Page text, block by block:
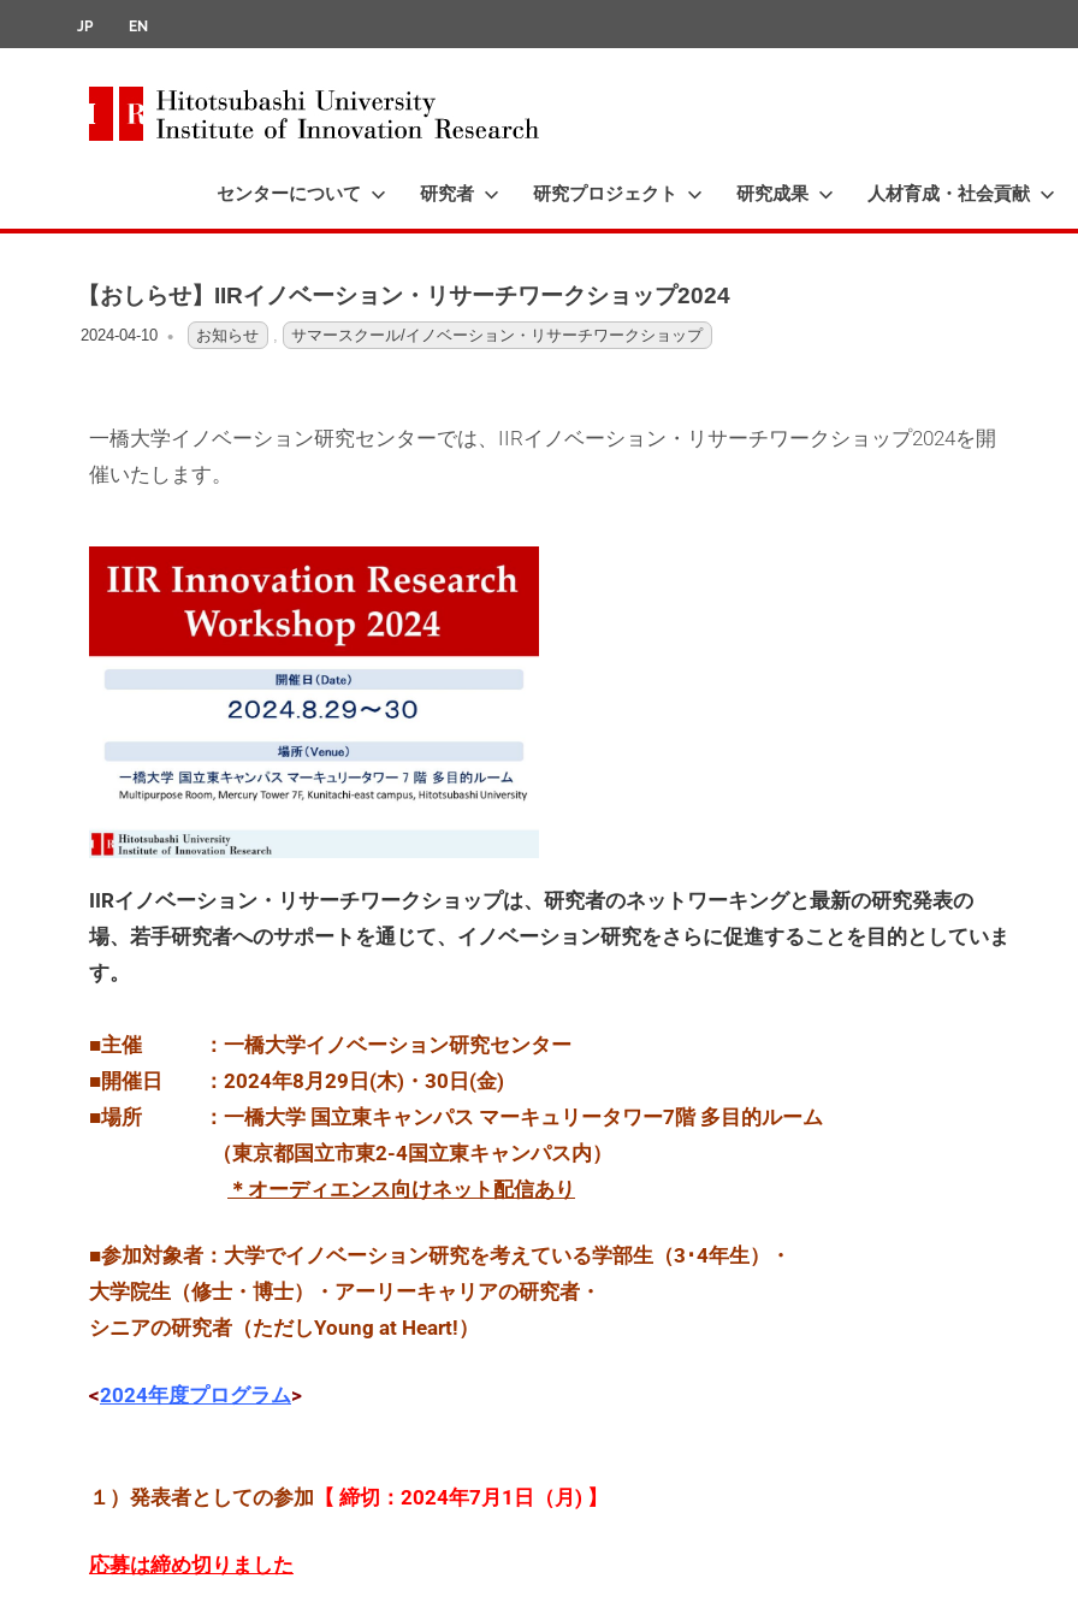
JP EN
学
ノ
ベ
ョ
Innovation
センターについて 研究者 研究プロジェクト 研究成果 人材育成・社会貢献
【おしらせ】IIRイノベーション・リサーチワークショップ2024
2024-04-10 OFO3_TESTIIR
お知らせ サマースクール/イノベーション・リサーチワークショップ
一橋大学イノベーション研究センターでは、IIRイノベーション・リサーチワークショップ2024を開
催いたします。
IIRイノベーション・リサーチワークショップは、研究者のネットワーキングと最新の研究発表の
場、若手研究者へのサポートを通じて、イノベーション研究をさらに促進することを目的としていま
す。
■主催 ：一橋大学イノベーション研究センター
■開催日 ：2024年8月29日(木)・30日(金)
■場所 ：一橋大学 国立東キャンパス マーキュリータワー7階 多目的ルーム
（東京都国立市東2-4国立東キャンパス内）
＊オーディエンス向けネット配信あり
■参加対象者：大学でイノベーション研究を考えている学部生（3･4年生）・
大学院生（修士・博士）・アーリーキャリアの研究者・
シニアの研究者（ただしYoung at Heart!）
<2024年度プログラム>
１） 発表者としての参加 【 締切：2024年7月1日（月) 】
応募は締め切りました